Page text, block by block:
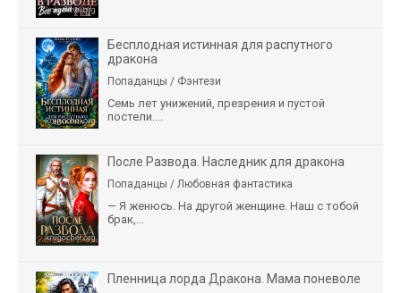
Бесплодная истинная для распутного
дракона
Попаданцы / Фэнтези
Семь лет унижений, презрения и пустой
постели....
После Развода. Наследник для дракона
Попаданцы / Любовная фантастика
— Я женюсь. На другой женщине. Наш с тобой
брак,...
Пленница лорда Дракона. Мама поневоле